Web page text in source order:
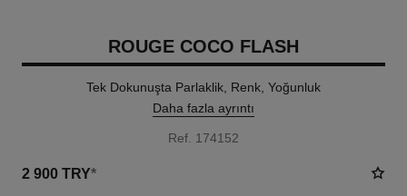
ROUGE COCO FLASH
Tek Dokunuşta Parlaklik, Renk, Yoğunluk
Daha fazla ayrıntı
Ref. 174152
2 900 TRY*